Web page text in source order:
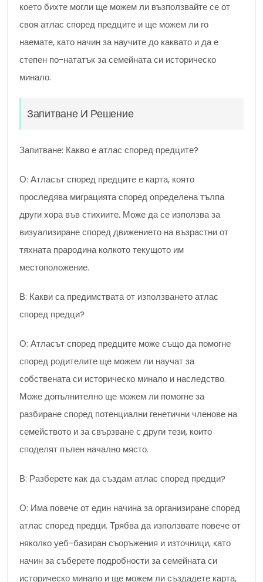
което бихте могли ще можем ли възползвайте се от
своя атлас според предците и ще можем ли го
наемате, като начин за научите до каквато и да е
степен по-нататък за семейната си историческо
минало.
Запитване И Решение
Запитване: Какво е атлас според предците?
О: Атласът според предците е карта, която
проследява миграцията според определена тълпа
други хора във стихиите. Може да се използва за
визуализиране според движението на възрастни от
тяхната прародина колкото текущото им
местоположение.
В: Какви са предимствата от използването атлас
според предци?
О: Атласът според предците може също да помогне
според родителите ще можем ли научат за
собствената си историческо минало и наследство.
Може допълнително ще можем ли помогне за
разбиране според потенциални генетични членове на
семейството и за свързване с други тези, които
споделят пълен начално място.
В: Разберете как да създам атлас според предци?
О: Има повече от един начина за организиране според
атлас според предци. Трябва да използвате повече от
няколко уеб-базиран съоръжения и източници, като
начин за съберете подробности за семейната си
историческо минало и ще можем ли създадете карта,